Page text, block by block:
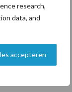
research,
data, and
accepteren
over de grens
compacte